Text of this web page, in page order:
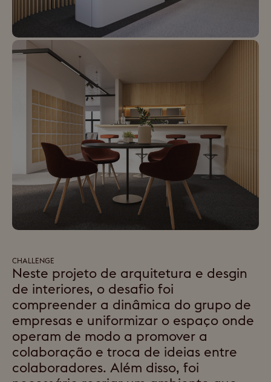
CHALLENGE
Neste projeto de arquitetura e desgin
de interiores, o desafio foi
compreender a dinâmica do grupo de
empresas e uniformizar o espaço onde
operam de modo a promover a
colaboração e troca de ideias entre
colaboradores. Além disso, foi